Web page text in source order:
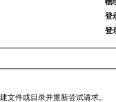
登
登
文件或目录并重新尝试请求。